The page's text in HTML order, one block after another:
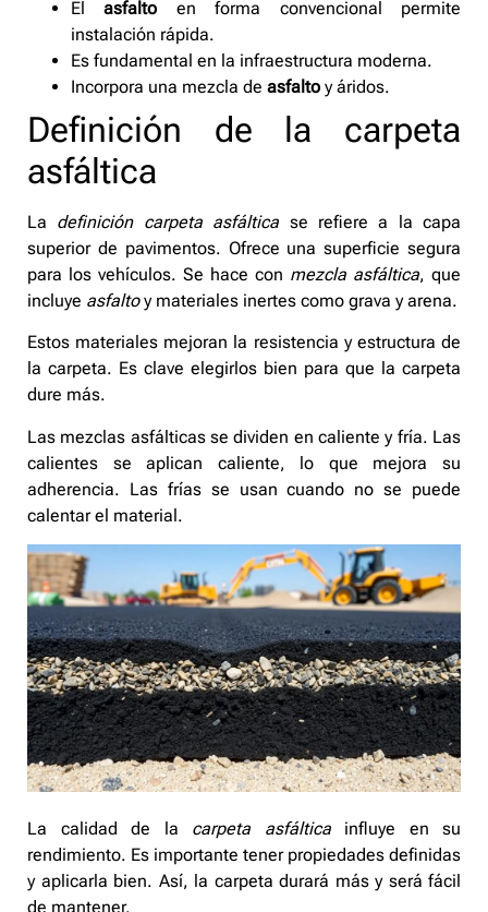
Elasfalto en forma convencional permite
instalación rápida.
Es fundamental en la infraestructura moderna.
Incorpora una mezcla de asfalto y áridos.
Definición de la carpeta
asfáltica
La definición carpeta asfáltica se refiere a la capa
superior de pavimentos. Ofrece una superficie segura
para los vehículos. Se hace con mezcla asfáltica, que
incluye asfaltoy materiales inertes como grava y arena.
Estos materiales mejoran la resistencia y estructura de
la carpeta. Es clave elegirlos bien para que la carpeta
dure más.
Las mezclas asfálticas se dividen en caliente y fría. Las
calientes se aplican caliente, lo que mejora su
adherencia. Las frías se usan cuando no se puede
calentar el material.
La calidad de la carpeta asfálticainfluye en su
rendimiento. Es importante tener propiedades definidas
y aplicarla bien. Así, la carpeta durará más y será fácil
de mantener.